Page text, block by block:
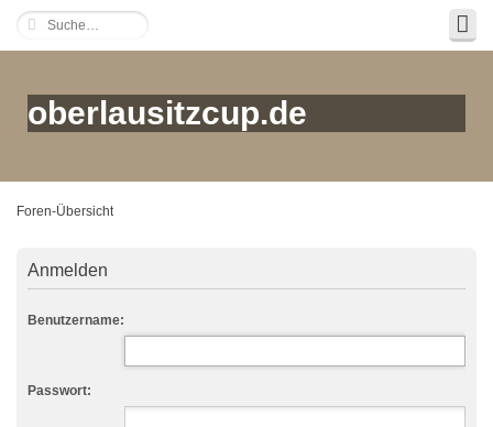
oberlausitzcup.de
Foren-Übersicht
Anmelden
Benutzername:
Passwort: